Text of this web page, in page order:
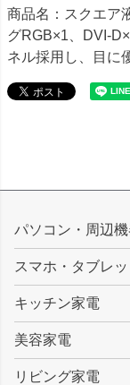
商品名：スクエア
グRGB×1、DVI-
ネル採用し、目に
パソコン・周辺機
スマホ・タブレ
キッチン家電
美容家電
リビング家電